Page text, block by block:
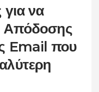
να
Απόδοσης
Email που